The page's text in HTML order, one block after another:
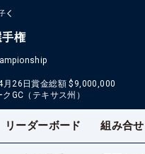
手権
月26日賞金総額 $9,000,000
GC（テキサス州）
リーダーボード 組み合せ